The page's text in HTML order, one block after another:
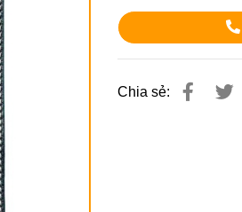
Chia sẻ: